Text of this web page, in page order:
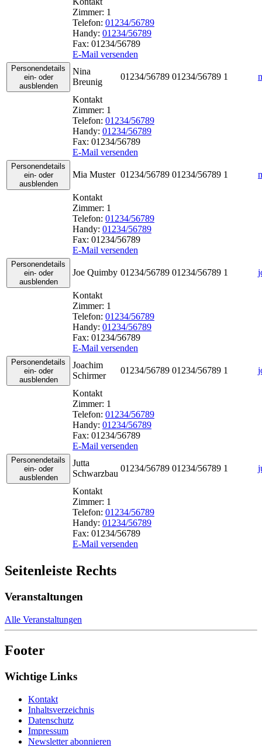
Zimmer: 1
Telefon: 01234/56789
Handy: 01234/56789
Fax: 01234/56789
E-Mail versenden
Personendetails
ein- oder
ausblenden
Nina
Breunig
01234/56789 01234/56789 1
Kontakt
Zimmer: 1
Telefon: 01234/56789
Handy: 01234/56789
Fax: 01234/56789
E-Mail versenden
Personendetails
ein- oder
ausblenden
Mia Muster 01234/56789 01234/56789 1
Kontakt
Zimmer: 1
Telefon: 01234/56789
Handy: 01234/56789
Fax: 01234/56789
E-Mail versenden
Personendetails
ein- oder
ausblenden
Joe Quimby 01234/56789 01234/56789 1
Kontakt
Zimmer: 1
Telefon: 01234/56789
Handy: 01234/56789
Fax: 01234/56789
E-Mail versenden
Personendetails
ein- oder
ausblenden
Joachim
Schirmer
01234/56789 01234/56789 1
Kontakt
Zimmer: 1
Telefon: 01234/56789
Handy: 01234/56789
Fax: 01234/56789
E-Mail versenden
Personendetails
ein- oder
ausblenden
Jutta
Schwarzbau
01234/56789 01234/56789 1
Kontakt
Zimmer: 1
Telefon: 01234/56789
Handy: 01234/56789
Fax: 01234/56789
E-Mail versenden
Seitenleiste Rechts
Veranstaltungen
Alle Veranstaltungen
Footer
Wichtige Links
Kontakt
Inhaltsverzeichnis
Datenschutz
Impressum
Newsletter abonnieren